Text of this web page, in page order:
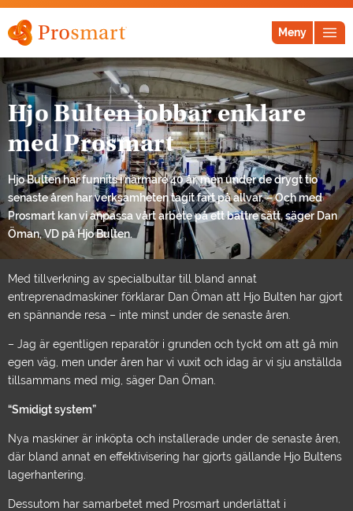
Meny
Hjo Bulten jobbar enklare
med Prosmart
Hjo Bulten har funnits i närmare 40 år, men under de drygt tio
senaste åren har verksamheten tagit fart på allvar. – Och med
Prosmart kan vi anpassa vårt arbete på ett bättre sätt, säger Dan
Öman, VD på Hjo Bulten.
Med tillverkning av specialbultar till bland annat
entreprenadmaskiner förklarar Dan Öman att Hjo Bulten har gjort
en spännande resa – inte minst under de senaste åren.
– Jag är egentligen reparatör i grunden och tyckt om att gå min
egen väg, men under åren har vi vuxit och idag är vi sju anställda
tillsammans med mig, säger Dan Öman.
“Smidigt system”
Nya maskiner är inköpta och installerade under de senaste åren,
där bland annat en effektivisering har gjorts gällande Hjo Bultens
lagerhantering.
Dessutom har samarbetet med Prosmart underlättat i